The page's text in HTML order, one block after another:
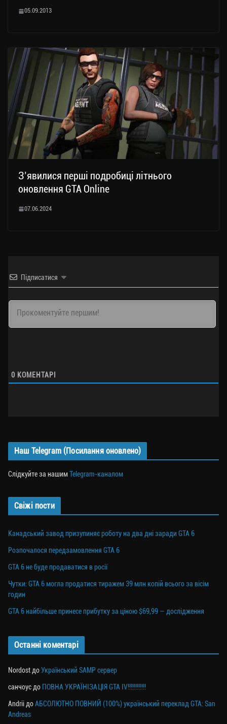
05.09.2013
З’явилися перші подробиці літнього
оновлення GTA Online
07.06.2024
Підписатися
0 КОМЕНТАРІ
Наш Telegram (Посилання оновлено)
Слідкуйте за нашимTelegram-каналом
Свіжі пости
Канадський завод призупиняє роботу на два дні заради GTA 6
Розпочалося передзамовлення GTA 6
GTA 6 не буде продаватися в росії
Чутки: GTA 6 могла продатися тиражем 39 млн копій всього за вісім
годин
GTA 6 найбільше принесе прибутку за ціною $69,99 — дослідження
Останні коментарі
Nordost доУкраїнський SAMP сервер
санчоус до ПОВНА УКРАЇНІЗАЦІЯ GTA IV!!!!!!!!!!!!
Andrii доАБСОЛЮТНО ПОВНИЙ (100%) український переклад GTA: San
Andreas